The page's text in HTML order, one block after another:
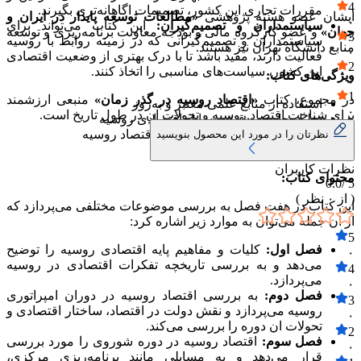
مقررات تجاری این کشور، تصمیمات اگاهانه‌تری بگیرند.
سیاستمداران و تصمیم‌گیران: این کتاب می‌تواند برای
سیاستمداران و تصمیم‌گیرانی که در زمینه روابط با روسیه
فعالیت دارند، مفید باشد تا با درک بهتری از وضعیت اقتصادی
این کشور، سیاست‌های مناسبی را اتخاذ کنند.
در مجموع، کتاب «اقتصاد روسیه در گذر زمان» منبعی ارزشمند
برای شناخت اقتصاد روسیه و تحولات ان در طول تاریخ است.
ایشان عضو هسته پژوهشی«مطالعات توسعه پایدار در ایران و
جهان»و عضو کارگروه مالی و بودجه معاونت برنامه‌ریزی و توسعه
منابع دانشگاه تهران نیز هستند.
ویژگی‌های کتاب:
استفاده از منابع علمی معتبر و به‌روز
تحلیل جامع و دقیق مسایل اقتصادی روسیه
ارایه دیدگاه‌های مختلف در مورد اقتصاد روسیه
استفاده از زبان ساده و روان
محتوای کتاب:
این کتاب در هفت فصل به بررسی موضوعات مختلفی می‌پردازد که
از ان جمله می‌توان به موارد زیر اشاره کرد:
فصل اول: کلیات و مفاهیم پایه اقتصادی روسیه را توضیح
می‌دهد و به بررسی تاریخچه تفکرات اقتصادی در روسیه
می‌پردازد.
فصل دوم: به بررسی اقتصاد روسیه در دوران امپراتوری
روسیه می‌پردازد و نقش دولت در اقتصاد، ساختار اقتصادی و
تحولات ان دوره را بررسی می‌کند.
فصل سوم: اقتصاد روسیه در دوره شوروی را مورد بررسی
قرار می‌دهد و به مسایلی مانند برنامه‌ریزی مرکزی،
4
۰
3
۰
2
۰
1
۰
نظرتان را در مورد این محصول بنویسید
نظرات کاربران
5 /
0.0
( از ۰ نظر )
5
۰
4
۰
3
۰
2
۰